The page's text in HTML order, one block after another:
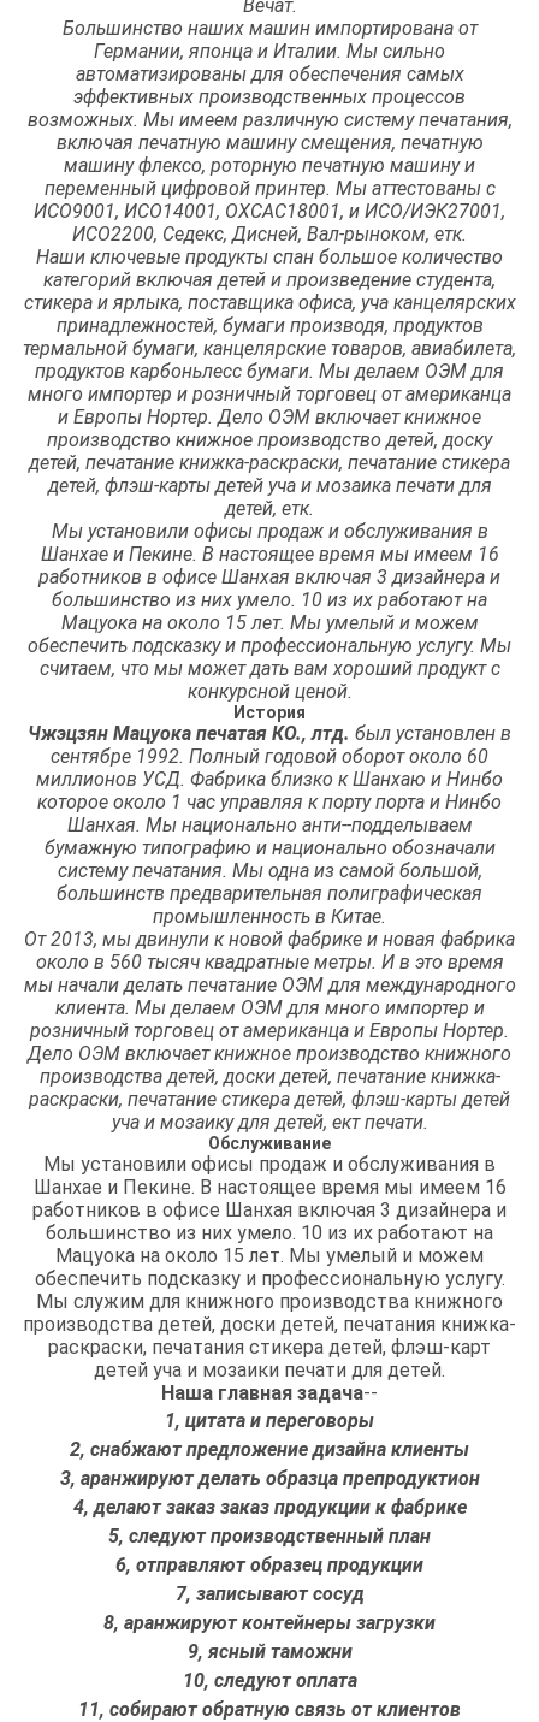
Вечат.
Большинство наших машин импортирована от
Германии, японца и Италии. Мы сильно
автоматизированы для обеспечения самых
эффективных производственных процессов
возможных. Мы имеем различную систему печатания,
включая печатную машину смещения, печатную
машину флексо, роторную печатную машину и
переменный цифровой принтер. Мы аттестованы с
ИСО9001, ИСО14001, ОХСАС18001, и ИСО/ИЭК27001,
ИСО2200, Седекс, Дисней, Вал-рыноком, етк.
Наши ключевые продукты спан большое количество
категорий включая детей и произведение студента,
стикера и ярлыка, поставщика офиса, уча канцелярских
принадлежностей, бумаги производя, продуктов
термальной бумаги, канцелярские товаров, авиабилета,
продуктов карбоньлесс бумаги. Мы делаем ОЭМ для
много импортер и розничный торговец от американца
и Европы Нортер. Дело ОЭМ включает книжное
производство книжное производство детей, доску
детей, печатание книжка-раскраски, печатание стикера
детей, флэш-карты детей уча и мозаика печати для
детей, етк.
Мы установили офисы продаж и обслуживания в
Шанхае и Пекине. В настоящее время мы имеем 16
работников в офисе Шанхая включая 3 дизайнера и
большинство из них умело. 10 из их работают на
Мацуока на около 15 лет. Мы умелый и можем
обеспечить подсказку и профессиональную услугу. Мы
считаем, что мы может дать вам хороший продукт с
конкурсной ценой.
История
Чжэцзян Мацуока печатая КО., лтд. был установлен в
сентябре 1992. Полный годовой оборот около 60
миллионов УСД. Фабрика близко к Шанхаю и Нинбо
которое около 1 час управляя к порту порта и Нинбо
Шанхая. Мы национально анти--подделываем
бумажную типографию и национально обозначали
систему печатания. Мы одна из самой большой,
большинств предварительная полиграфическая
промышленность в Китае.
От 2013, мы двинули к новой фабрике и новая фабрика
около в 560 тысяч квадратные метры. И в это время
мы начали делать печатание ОЭМ для международного
клиента. Мы делаем ОЭМ для много импортер и
розничный торговец от американца и Европы Нортер.
Дело ОЭМ включает книжное производство книжного
производства детей, доски детей, печатание книжка-
раскраски, печатание стикера детей, флэш-карты детей
уча и мозаику для детей, ект печати.
Обслуживание
Мы установили офисы продаж и обслуживания в
Шанхае и Пекине. В настоящее время мы имеем 16
работников в офисе Шанхая включая 3 дизайнера и
большинство из них умело. 10 из их работают на
Мацуока на около 15 лет. Мы умелый и можем
обеспечить подсказку и профессиональную услугу.
Мы служим для книжного производства книжного
производства детей, доски детей, печатания книжка-
раскраски, печатания стикера детей, флэш-карт
детей уча и мозаики печати для детей.
Наша главная задача--
1, цитата и переговоры
2, снабжают предложение дизайна клиенты
3, аранжируют делать образца препродуктион
4, делают заказ заказ продукции к фабрике
5, следуют производственный план
6, отправляют образец продукции
7, записывают сосуд
8, аранжируют контейнеры загрузки
9, ясный таможни
10, следуют оплата
11, собирают обратную связь от клиентов